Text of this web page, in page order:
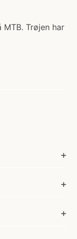
Trøjen har